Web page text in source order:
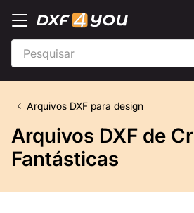
Arquivos DXF para design
Arquivos DXF de
Fantásticas